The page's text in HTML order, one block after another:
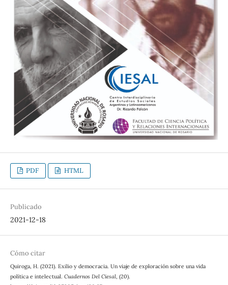
PDF HTML
Publicado
2021-12-18
Cómo citar
Quiroga, H. (2021). Exilio y democracia. Un viaje de exploración sobre una vida
política e intelectual. Cuadernos Del Ciesal, (20).